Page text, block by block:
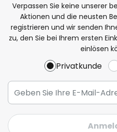
Verpassen Sie keine unserer
Aktionen und die neusten
registrieren und wir senden
zu, den Sie bei Ihrem ersten
einlösen
Privatkunde